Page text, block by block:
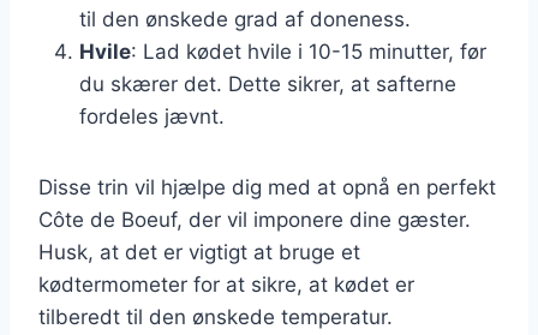
til den ønskede grad af doneness.
Hvile: Lad kødet hvile i 10-15 minutter, før
du skærer det. Dette sikrer, at safterne
fordeles jævnt.
Disse trin vil hjælpe dig med at opnå en perfekt
Côte de Boeuf, der vil imponere dine gæster.
Husk, at det er vigtigt at bruge et
kødtermometer for at sikre, at kødet er
tilberedt til den ønskede temperatur.